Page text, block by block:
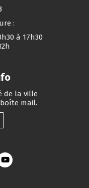
:
à 17h30
de la ville
mail.
Facebook
compte Instagram
le compte Linkedin
Lien vers la chaîne